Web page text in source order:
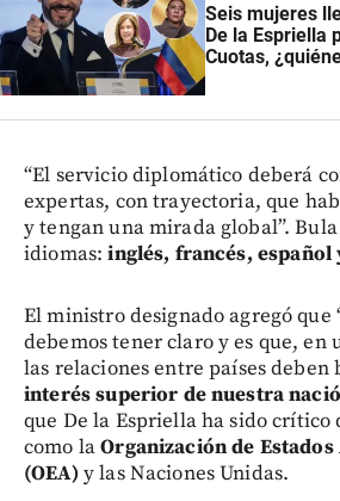
Seis mujeres
De la Espriella
Cuotas,
“El servicio diplomático deberá
expertas, con trayectoria, que
y tengan una mirada global”.
idiomas:inglés, francés, español
El ministro designado agregó que
debemos tener claro y es que, en
las relaciones entre países deben
interés superior de nuestra
que De la Espriella ha sido crítico
como laOrganización de
(OEA)y las Naciones Unidas.